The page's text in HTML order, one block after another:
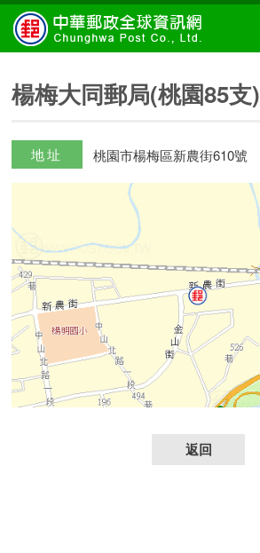
楊梅大同郵局(桃園85支)
地址 桃園市楊梅區新農街610號